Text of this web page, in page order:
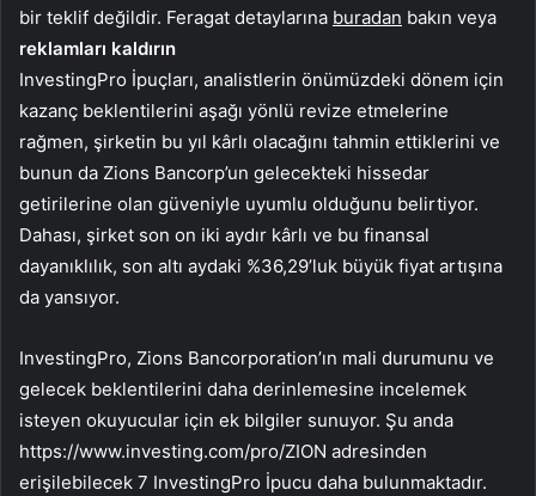
bir teklif değildir. Feragat detaylarına buradan bakın veya
reklamları kaldırın
InvestingPro İpuçları, analistlerin önümüzdeki dönem için
kazanç beklentilerini aşağı yönlü revize etmelerine
rağmen, şirketin bu yıl kârlı olacağını tahmin ettiklerini ve
bunun da Zions Bancorp’un gelecekteki hissedar
getirilerine olan güveniyle uyumlu olduğunu belirtiyor.
Dahası, şirket son on iki aydır kârlı ve bu finansal
dayanıklılık, son altı aydaki %36,29’luk büyük fiyat artışına
da yansıyor.
InvestingPro, Zions Bancorporation’ın mali durumunu ve
gelecek beklentilerini daha derinlemesine incelemek
isteyen okuyucular için ek bilgiler sunuyor. Şu anda
https://www.investing.com/pro/ZION adresinden
erişilebilecek 7 InvestingPro İpucu daha bulunmaktadır.